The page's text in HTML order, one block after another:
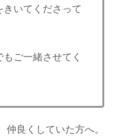
いてくださって
ご一緒させてく
良くしていた方へ。